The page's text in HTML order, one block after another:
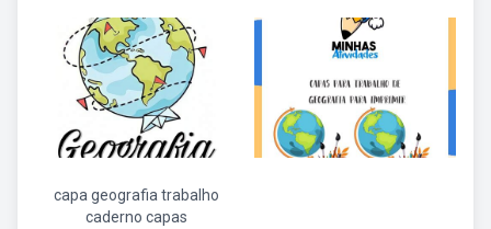
capa geografia trabalho
caderno capas